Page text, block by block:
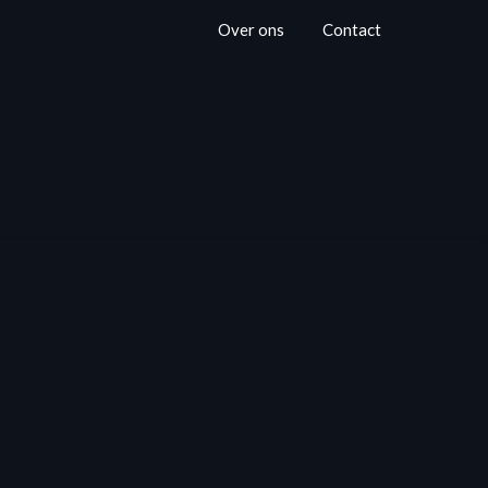
Over ons Contact